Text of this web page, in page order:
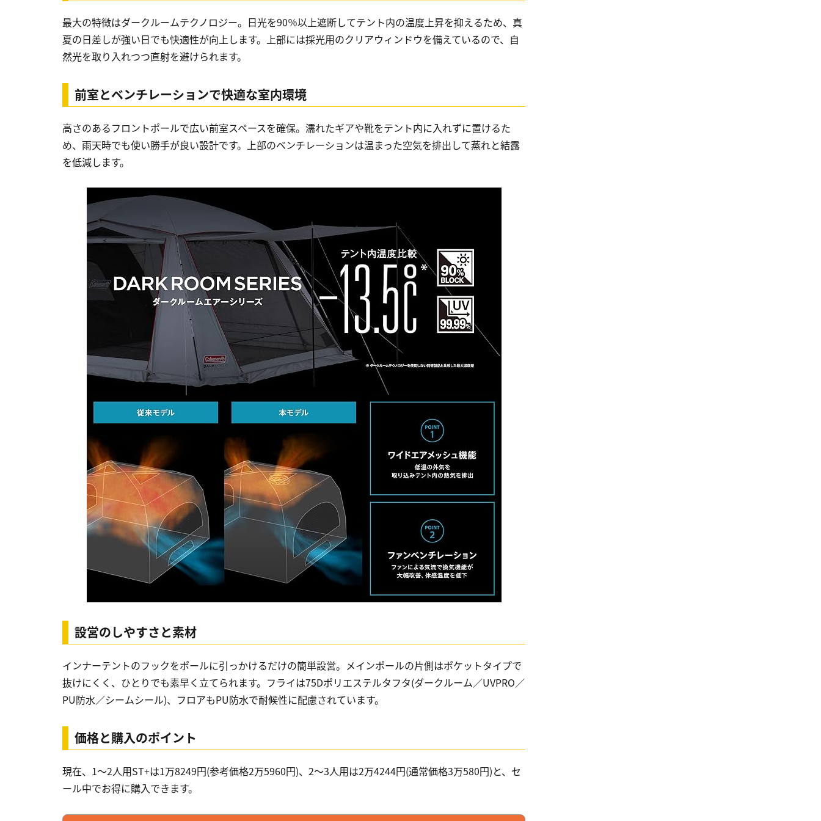
最大の特徴はダークルームテクノロジー。日光を90％以上遮断してテント内の温度上昇を抑えるため、真
夏の日差しが強い日でも快適性が向上します。上部には採光用のクリアウィンドウを備えているので、自
然光を取り入れつつ直射を避けられます。
前室とベンチレーションで快適な室内環境
高さのあるフロントポールで広い前室スペースを確保。濡れたギアや靴をテント内に入れずに置けるた
め、雨天時でも使い勝手が良い設計です。上部のベンチレーションは温まった空気を排出して蒸れと結露
を低減します。
設営のしやすさと素材
インナーテントのフックをポールに引っかけるだけの簡単設営。メインポールの片側はポケットタイプで
抜けにくく、ひとりでも素早く立てられます。フライは75Dポリエステルタフタ(ダークルーム／UVPRO／
PU防水／シームシール)、フロアもPU防水で耐候性に配慮されています。
価格と購入のポイント
現在、1〜2人用ST+は1万8249円(参考価格2万5960円)、2〜3人用は2万4244円(通常価格3万580円)と、セ
ール中でお得に購入できます。